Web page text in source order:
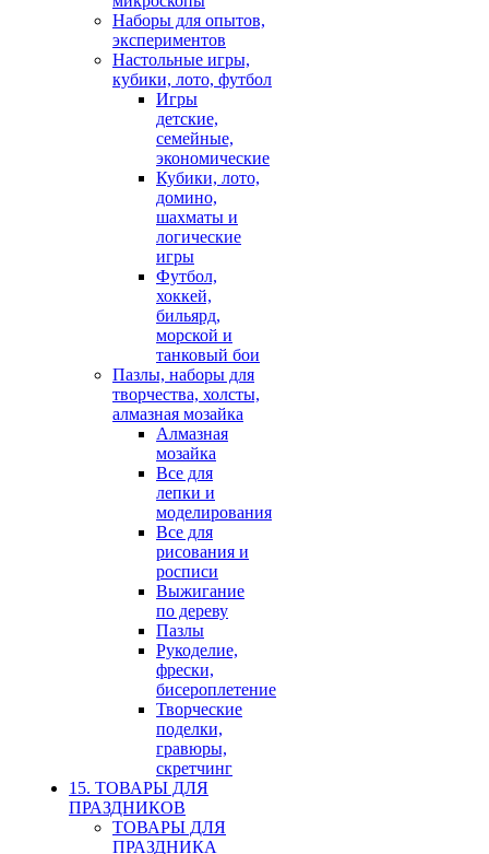
Наборы для опытов,
экспериментов
Настольные игры,
кубики, лото, футбол
Игры
детские,
семейные,
экономические
Кубики, лото,
домино,
шахматы и
логические
игры
Футбол,
хоккей,
бильярд,
морской и
танковый бои
Пазлы, наборы для
творчества, холсты,
алмазная мозайка
Алмазная
мозайка
Все для
лепки и
моделирования
Все для
рисования и
росписи
Выжигание
по дереву
Пазлы
Рукоделие,
фрески,
бисероплетение
Творческие
поделки,
гравюры,
скретчинг
15. ТОВАРЫ ДЛЯ
ПРАЗДНИКОВ
ТОВАРЫ ДЛЯ
ПРАЗДНИКА